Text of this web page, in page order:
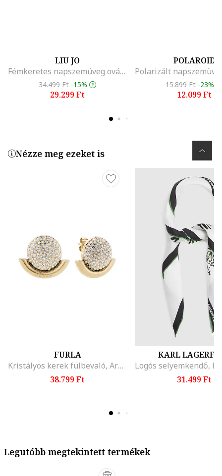
LIU JO
Fémkeretes napszemüveg ovális lencsékkel, Aranyszín/Sötétpiros
34.499 Ft -15%
29.299 Ft
POLAROID
15.899 Ft -23%
12.099 Ft
Nézze meg ezeket is
FURLA
Kristályos kerek fülbevaló, Aranyszín
38.799 Ft
KARL
31.499 Ft
Legutóbb megtekintett termékek